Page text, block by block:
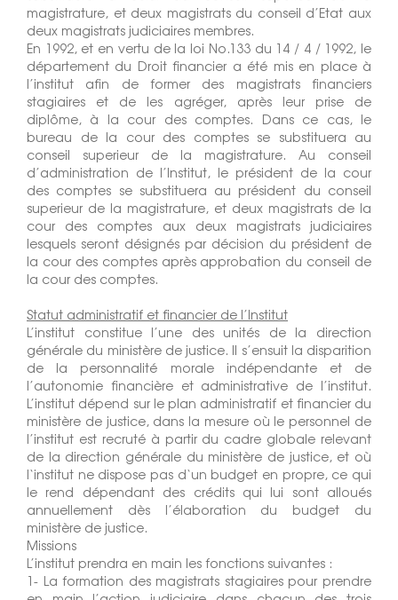
magistrature, et deux magistrats du conseil d’Etat aux
deux magistrats judiciaires membres.
En 1992, et en vertu de la loi No.133 du 14 / 4 / 1992, le
département du Droit financier a été mis en place à
l’institut afin de former des magistrats financiers
stagiaires et de les agréger, après leur prise de
diplôme, à la cour des comptes. Dans ce cas, le
bureau de la cour des comptes se substituera au
conseil superieur de la magistrature. Au conseil
d’administration de l’Institut, le président de la cour
des comptes se substituera au président du conseil
superieur de la magistrature, et deux magistrats de la
cour des comptes aux deux magistrats judiciaires
lesquels seront désignés par décision du président de
la cour des comptes après approbation du conseil de
la cour des comptes.
Statut administratif et financier de l’Institut
L’institut constitue l’une des unités de la direction
générale du ministère de justice. Il s’ensuit la disparition
de la personnalité morale indépendante et de
l’autonomie financière et administrative de l’institut.
L’institut dépend sur le plan administratif et financier du
ministère de justice, dans la mesure où le personnel de
l’institut est recruté à partir du cadre globale relevant
de la direction générale du ministère de justice, et où
l‘institut ne dispose pas d‘un budget en propre, ce qui
le rend dépendant des crédits qui lui sont alloués
annuellement dès l’élaboration du budget du
ministère de justice.
Missions
L’institut prendra en main les fonctions suivantes :
1- La formation des magistrats stagiaires pour prendre